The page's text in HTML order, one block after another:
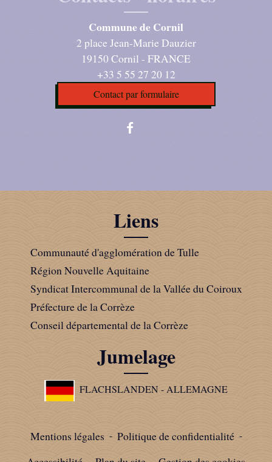
Commune de Cornil
2 place Jean-Marie Dauzier
19150 Cornil - FRANCE
+33 5 55 27 20 12
Contact par formulaire
Liens
Communauté d'agglomération de Tulle
Région Nouvelle Aquitaine
Syndicat Intercommunal de la Vallée du Coiroux
Préfecture de la Corrèze
Conseil départemental de la Corrèze
Jumelage
FLACHSLANDEN - ALLEMAGNE
Mentions légales - Politique de confidentialité -